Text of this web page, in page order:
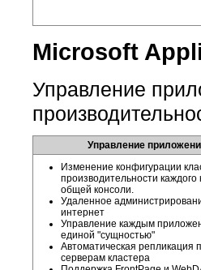
Microsoft
Управление
Управление
Изменение конфигурации
производительности
общей консоли.
Удаленное
интернет
Управление каждым
единой "сущностью"
Автоматическая репликация
серверам кластера